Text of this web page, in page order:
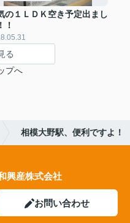
の１ＬＤＫ空き予定出まし
！
る
プへ
相模大野駅、便利ですよ！
興産株式会社
お問い合わせ